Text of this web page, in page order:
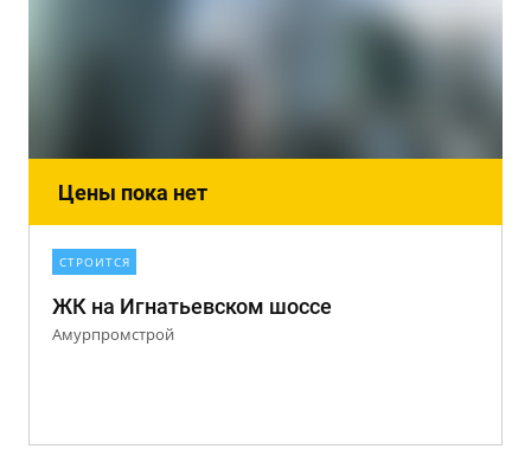
Цены пока нет
СТРОИТСЯ
ЖК на Игнатьевском шоссе
Амурпромстрой